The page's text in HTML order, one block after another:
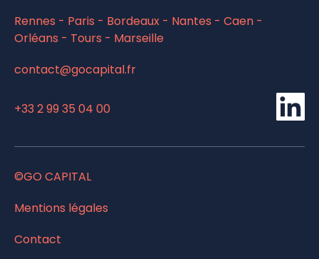
Rennes - Paris - Bordeaux - Nantes - Caen -
Orléans - Tours - Marseille
contact@gocapital.fr
+33 2 99 35 04 00
©GO CAPITAL
Mentions légales
Contact